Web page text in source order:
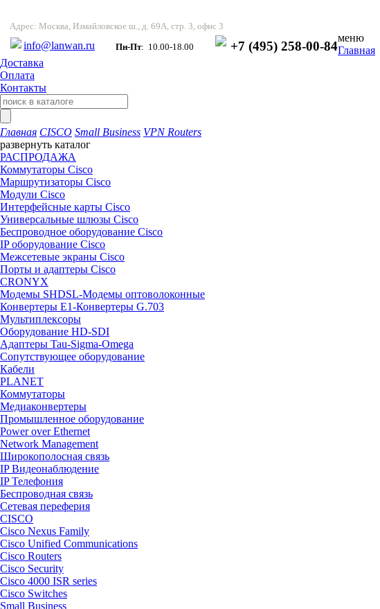
Адрес: Москва, Измайловское ш., д. 69А, стр. 3, офис 3
info@lanwan.ru Пн-Пт: 10.00-18.00 +7 (495) 258-00-84
меню
Главная
Доставка
Оплата
Контакты
Главная CISCO Small Business VPN Routers
развернуть каталог
РАСПРОДАЖА
Коммутаторы Cisco
Маршрутизаторы Cisco
Модули Cisco
Интерфейсные карты Cisco
Универсальные шлюзы Cisco
Беспроводное оборудование Cisco
IP оборудование Cisco
Межсетевые экраны Cisco
Порты и адаптеры Cisco
CRONYX
Модемы SHDSL-Модемы оптоволоконные
Конвертеры Е1-Конвертеры G.703
Мультиплексоры
Оборудование HD-SDI
Адаптеры Tau-Sigma-Omega
Сопутствующее оборудование
Кабели
PLANET
Коммутаторы
Медиаконвертеры
Промышленное оборудование
Power over Ethernet
Network Management
Широкополосная связь
IP Видеонаблюдение
IP Телефония
Беспроводная связь
Сетевая переферия
CISCO
Cisco Nexus Family
Cisco Unified Communications
Cisco Routers
Cisco Security
Cisco 4000 ISR series
Cisco Switches
Small Business